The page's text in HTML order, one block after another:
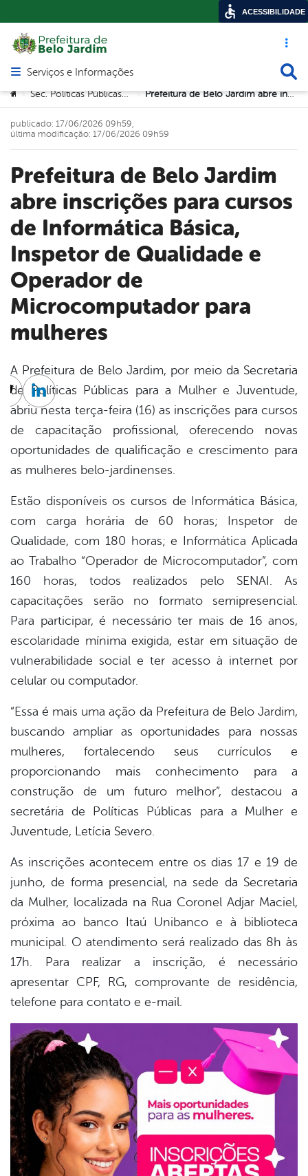
Acesso
Abrir menu principal de navegação
Serviços e Informações
Você está aqui:
> Sec. Políticas Públicas para a Mulher > Prefeitura de Belo Jardim abre inscrições para cursos de Informática Básica, Inspetor de Qualidade e Operador de Microcomputador para mulheres
Prefeitura de Belo Jardim
abre inscrições para cursos
de Informática Básica,
Inspetor de Qualidade e
Operador de
Microcomputador para
mulheres
publicado: 17/06/2026 09h59,
última modificação: 17/06/2026 09h59
A Prefeitura de Belo Jardim, por meio da Secretaria
de Políticas Públicas para a Mulher e Juventude,
abriu nesta terça-feira (16) as inscrições para cursos
de capacitação profissional, oferecendo novas
oportunidades de qualificação e crescimento para
as mulheres belo-jardinenses.
Estão disponíveis os cursos de Informática Básica,
com carga horária de 60 horas; Inspetor de
Qualidade, com 180 horas; e Informática Aplicada
ao Trabalho “Operador de Microcomputador”, com
160 horas, todos realizados pelo SENAI. As
capacitações serão no formato semipresencial.
Para participar, é necessário ter mais de 16 anos,
escolaridade mínima exigida, estar em situação de
vulnerabilidade social e ter acesso à internet por
celular ou computador.
“Essa é mais uma ação da Prefeitura de Belo Jardim,
buscando ampliar as oportunidades para nossas
mulheres, fortalecendo seus currículos e
proporcionando mais conhecimento para a
construção de um futuro melhor”, destacou a
secretária de Políticas Públicas para a Mulher e
Juventude, Letícia Severo.
As inscrições acontecem entre os dias 17 e 19 de
junho, de forma presencial, na sede da Secretaria
da Mulher, localizada na Rua Coronel Adjar Maciel,
próxima ao banco Itaú Unibanco e à biblioteca
municipal. O atendimento será realizado das 8h às
17h. Para realizar a inscrição, é necessário
apresentar CPF, RG, comprovante de residência,
telefone para contato e e-mail.
Twitter
Linkedin
ACESSIBILIDADE